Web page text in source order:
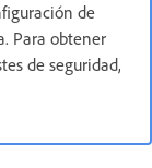
de
Para obtener
de seguridad,